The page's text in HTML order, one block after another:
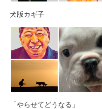
犬版カギ子
「やらせてどうなる」